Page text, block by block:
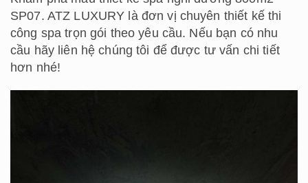
SP07. ATZ LUXURY là đơn vị chuyên thiết kế thi
công spa trọn gói theo yêu cầu. Nếu bạn có nhu
cầu hãy liên hệ chúng tôi để được tư vấn chi tiết
hơn nhé!